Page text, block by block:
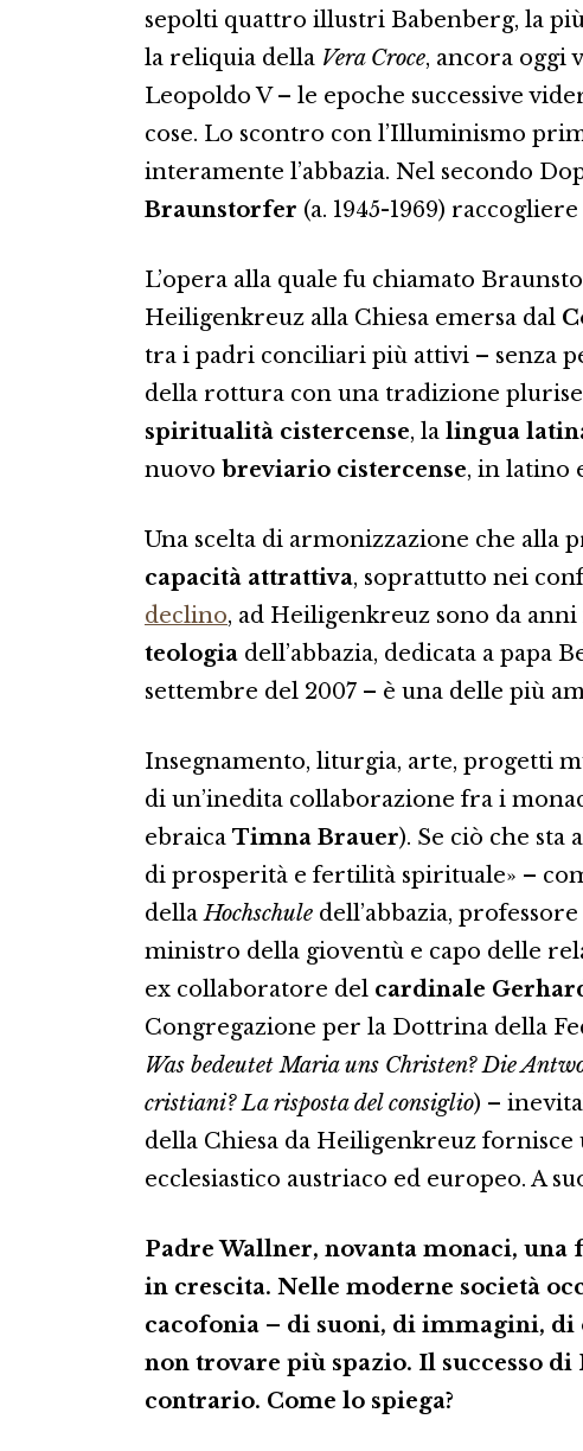
sepolti quattro illustri Babenberg, la
la reliquia della Vera Croce, ancora oggi
Leopoldo V – le epoche successive
cose. Lo scontro con l’Illuminismo
interamente l’abbazia. Nel secondo
Braunstorfer (a. 1945-1969)
L’opera alla quale fu chiamato
Heiligenkreuz alla Chiesa emersa dal
tra i padri conciliari più attivi – senza
della rottura con una tradizione
spiritualità cistercense, la lingua
nuovo breviario cistercense, in latino
Una scelta di armonizzazione che alla
capacità attrattiva, soprattutto nei
declino, ad Heiligenkreuz sono da
teologia dell’abbazia, dedicata a papa
settembre del 2007 – è una delle più
Insegnamento, liturgia, arte, progetti
di un’inedita collaborazione fra i
ebraica Timna Brauer). Se ciò che
di prosperità e fertilità spirituale» –
dellaHochschule dell’abbazia,
ministro della gioventù e capo delle
ex collaboratore del cardinale
Congregazione per la Dottrina della
Was bedeutet Maria uns Christen? Die
cristiani? La risposta del consiglio) –
della Chiesa da Heiligenkreuz
ecclesiastico austriaco ed europeo. A
Padre Wallner, novanta monaci,
in crescita. Nelle moderne società
cacofonia – di suoni, di immagini,
non trovare più spazio. Il successo
contrario. Come lo spiega?